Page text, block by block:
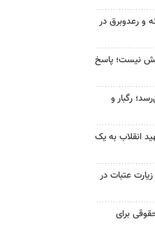
و رعدوبرق در
نیست؛ پاسخ
رگبار و
انقلاب به یک
زیارت عتبات در
برای